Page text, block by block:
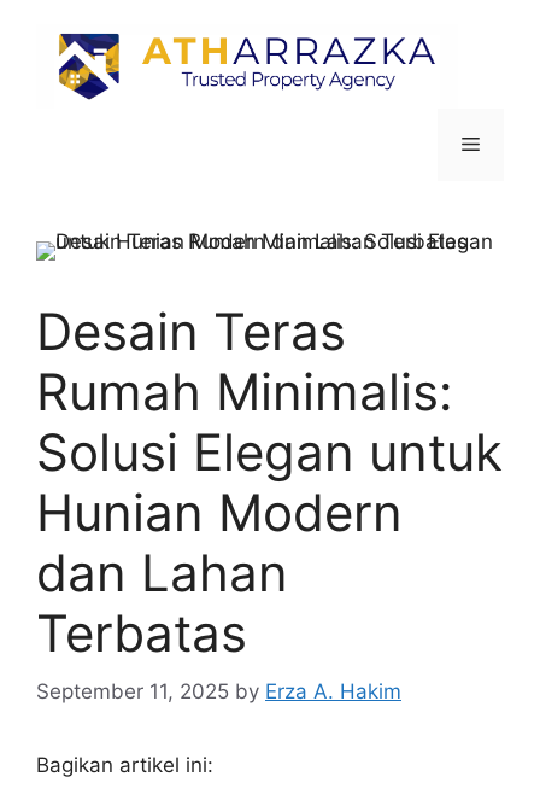
Desain Teras
Rumah Minimalis:
Solusi Elegan untuk
Hunian Modern
dan Lahan
Terbatas
September 11, 2025 by Erza A. Hakim
Bagikan artikel ini: